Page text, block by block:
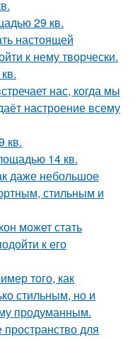
29 кв.
настоящей
к нему творчески.
нас, когда мы
настроение всему
кв.
14 кв.
даже небольшое
стильным и
может стать
к его
того, как
стильным, но и
продуманным.
для